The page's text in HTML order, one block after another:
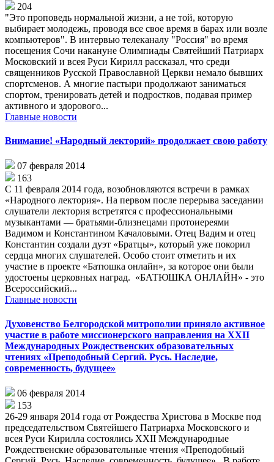
204
"Это проповедь нормальной жизни, а не той, которую
выбирает молодежь, проводя все свое время в барах или возле
компьютеров". В интервью телеканалу "Россия" во время
посещения Сочи накануне Олимпиады Святейший Патриарх
Московский и всея Руси Кирилл рассказал, что среди
священников Русской Православной Церкви немало бывших
спортсменов. А многие пастыри продолжают заниматься
спортом, тренировать детей и подростков, подавая пример
активного и здорового...
Главные новости
Внимание! «Народный лекторий» продолжает свою работу
07 февраля 2014
163
С 11 февраля 2014 года, возобновляются встречи в рамках
«Народного лектория». На первом после перерыва заседании
слушатели лектория встретятся с профессиональными
музыкантами — братьями-близнецами протоиереями
Вадимом и Константином Качаловыми. Отец Вадим и отец
Константин создали дуэт «Братцы», который уже покорил
сердца многих слушателей. Особо стоит отметить и их
участие в проекте «Батюшка онлайн», за которое они были
удостоены церковных наград. «БАТЮШКА ОНЛАЙН» - это
Всероссийский...
Главные новости
Духовенство Белгородской митрополии приняло активное
участие в работе миссионерского направления на XXII
Международных Рождественских образовательных
чтениях «Преподобный Сергий. Русь. Наследие,
современность, будущее»
06 февраля 2014
153
26-29 января 2014 года от Рождества Христова в Москве под
председательством Святейшего Патриарха Московского и
всея Руси Кирилла состоялись XXII Международные
Рождественские образовательные чтения «Преподобный